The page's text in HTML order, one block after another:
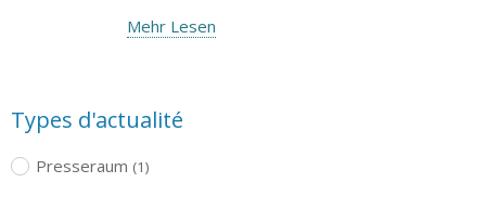
Mehr Lesen
Types d'actualité
Presseraum (1)